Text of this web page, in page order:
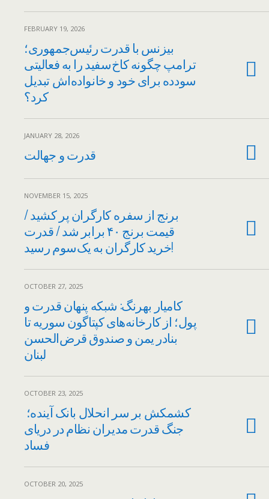
FEBRUARY 19, 2026
بیزنس با قدرت رئیس‌جمهوری؛
ترامپ چگونه کاخ‌سفید را به فعالیتی
سودده برای خود و خانواده‌اش تبدیل
کرد؟
JANUARY 28, 2026
قدرت و جهالت
NOVEMBER 15, 2025
برنج از سفره کارگران پر کشید /
قیمت برنج ۴۰ برابر شد / قدرت
خرید کارگران به یک‌سوم رسید!
OCTOBER 27, 2025
کامیار بهرنگ: شبکه‌ پنهان قدرت و
پول؛ از کارخانه‌های کپتاگون سوریه تا
بنادر یمن و صندوق قرض‌الحسن
لبنان
OCTOBER 23, 2025
جنگ قدرت مدیران نظام در دریای
فساد
OCTOBER 20, 2025